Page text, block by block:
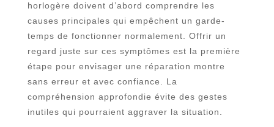
horlogère doivent d’abord comprendre les
causes principales qui empêchent un garde-
temps de fonctionner normalement. Offrir un
regard juste sur ces symptômes est la première
étape pour envisager une réparation montre
sans erreur et avec confiance. La
compréhension approfondie évite des gestes
inutiles qui pourraient aggraver la situation.